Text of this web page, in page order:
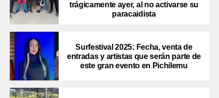
trágicamente ayer, al no activarse su
paracaidista
Surfestival 2025: Fecha, venta de
entradas y artistas que serán parte de
este gran evento en Pichilemu